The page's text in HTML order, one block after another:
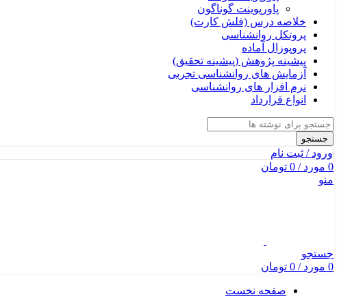
پاورپوینت گوناگون
خلاصه درس (فلش کارت)
پروتکل روانشناسی
پروپوزال آماده
پیشینه پژوهش (پیشینه تحقیق)
آزمایش های روانشناسی تجربی
نرم افزار های روانشناسی
انواع قرارداد
جستجو
ورود / ثبت نام
0 مورد/
0 تومان
منو
جستجو
0 مورد/
0 تومان
صفحه نخست